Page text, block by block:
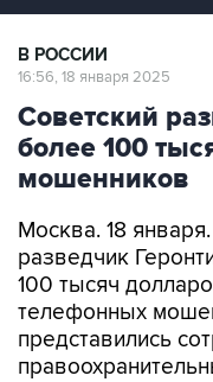
В РОССИИ
16:56, 18 января 2025
Советский
более 100
мошенников
Москва. 18
разведчик
100 тысяч
телефонных
представились